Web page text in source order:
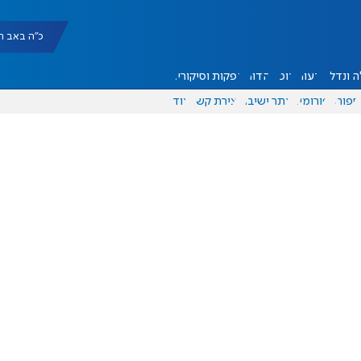
כ"ה באב תשפ"ו
ונדל"ן דעות אוכל יהדות הפקות וסיקורים
ספורט פורומים אתר ישיבה יצירת קשר עוד